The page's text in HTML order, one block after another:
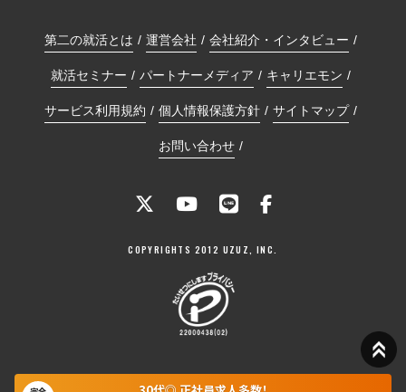
第二の就活とは 運営会社 会社紹介・インタビュー
就活セミナー パートナーメディア キャリエモン
サービス利用規約 個人情報保護方針 サイトマップ
お問い合わせ
COPYRIGHTS 2012 UZUZ, INC.